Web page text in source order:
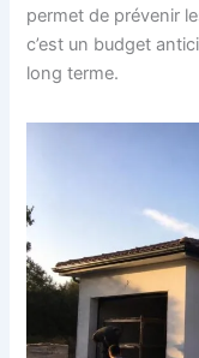
permet de prévenir
c’est un budget
long terme.